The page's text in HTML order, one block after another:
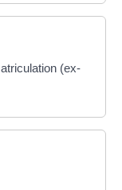
(ex-